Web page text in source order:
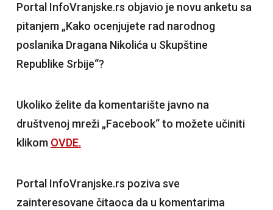
Portal InfoVranjske.rs objavio je novu anketu sa
pitanjem „Kako ocenjujete rad narodnog
poslanika Dragana Nikolića u Skupštine
Republike Srbije“?
Ukoliko želite da komentarište javno na
društvenoj mreži „Facebook“ to možete učiniti
klikom OVDE.
Portal InfoVranjske.rs poziva sve
zainteresovane čitaoca da u komentarima